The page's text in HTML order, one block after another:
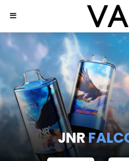
JNRSHISHA